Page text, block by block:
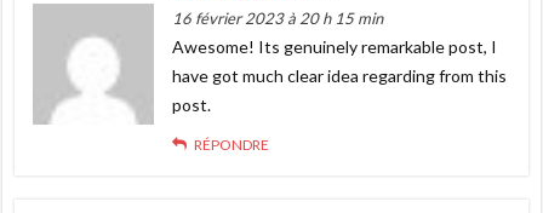
16 février 2023 à 20 h 15 min
Awesome! Its genuinely remarkable post, I
have got much clear idea regarding from this
post.
RÉPONDRE